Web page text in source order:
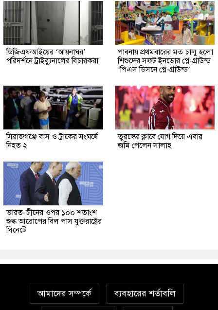
ডিজিএফআইয়ের ‘আয়নাঘর’
পরিদর্শনে ট্রাইব্যুনালের বিচারকরা
পাবনায় প্রথমবারের মত চালু হলো
শিশুদের সফট ইনডোর প্লে-গ্রাউন্ড
‘পিএস ডিসনে প্লে-গ্রাউন্ড’
সিরাজগঞ্জে বাস ও ট্রাকের সংঘর্ষে
নিহত ২
তুরস্কের ক্লাবে যোগ দিয়ে এবার
জমি পেলেন সালাহ
ভারত-চীনের ওপর ১০০ শতাংশ
শুল্ক আরোপের বিল পাস যুক্তরাষ্ট্রের
সিনেটে
আমাদের সম্পর্কে ব্যবহারের শর্তাবলি